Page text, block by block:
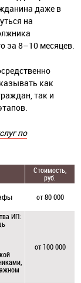
даже в
на
за 8–10 месяцев.
как
так и
по
Стоимость,
руб.
от 80 000
ИП:
от 100 000